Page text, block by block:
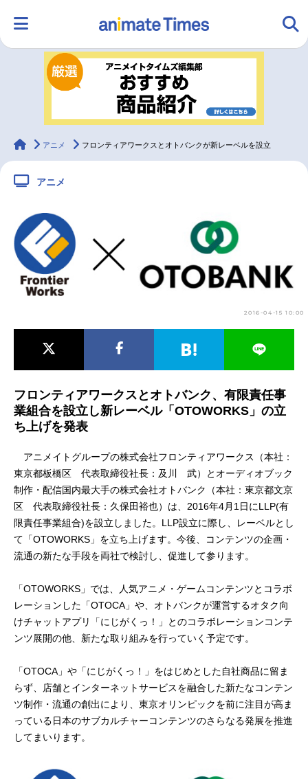
ランキング アニメ
ラジオ 映画
2.5次元 配信・Vtuber トレンド
最新記事一覧
アニメ映画一覧 実写化映画一覧
春アニメ 夏アニメ
秋アニメ
animateTimes
アニメ フロンティアワークスとオトバンクが新レーベルを設立
アニメ
2016-04-15 10:00
フロンティアワークスとオトバンク、有限責任事
業組合を設立し新レーベル「OTOWORKS」の立
ち上げを発表
アニメイトグループの株式会社フロンティアワークス（本社：
東京都板橋区 代表取締役社長：及川 武）とオーディオブック
制作・配信国内最大手の株式会社オトバンク（本社：東京都文京
区 代表取締役社長：久保田裕也）は、2016年4月1日にLLP(有
限責任事業組合)を設立しました。LLP設立に際し、レーベルとし
て「OTOWORKS」を立ち上げます。今後、コンテンツの企画・
流通の新たな手段を両社で検討し、促進して参ります。
「OTOWORKS」では、人気アニメ・ゲームコンテンツとコラボ
レーションした「OTOCA」や、オトバンクが運営するオタク向
けチャットアプリ「にじがくっ！」とのコラボレーションコンテ
ンツ展開の他、新たな取り組みを行っていく予定です。
「OTOCA」や「にじがくっ！」をはじめとした自社商品に留ま
らず、店舗とインターネットサービスを融合した新たなコンテン
ツ制作・流通の創出により、東京オリンピックを前に注目が高ま
っている日本のサブカルチャーコンテンツのさらなる発展を推進
してまいります。